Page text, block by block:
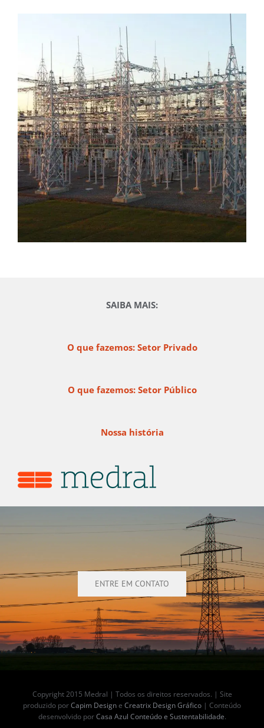
SAIBA MAIS:
O que fazemos: Setor Privado
O que fazemos: Setor Público
Nossa história
ENTRE EM CONTATO
Copyright 2015 Medral | Todos os direitos reservados. | Site
produzido porCapim Designe Creatrix Design Gráfico | Conteúdo
desenvolvido porCasa Azul Conteúdo e Sustentabilidade.